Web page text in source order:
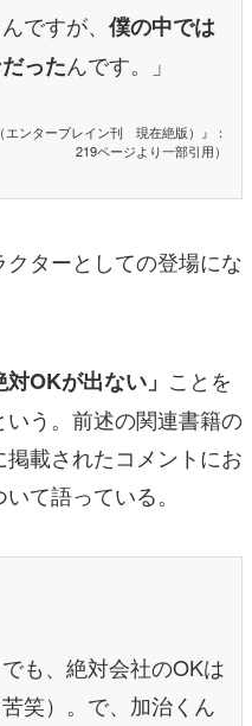
ですが、 僕の中では
ったんです。」
エンターブレイン刊 現在絶版）』：
219ページより一部引用）
ターとしての登場にな
対OKが出ない」 ことを
う。前述の関連書籍の
載されたコメントにお
て語っている。
も、絶対会社のOKは
笑）。で、加治くん